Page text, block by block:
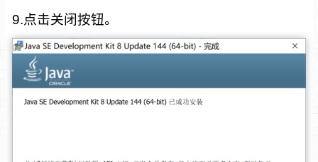
9.点击关闭按钮。